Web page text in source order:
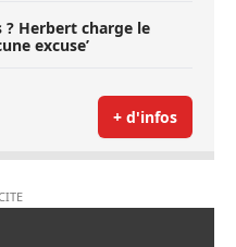
Herbert charge le
excuse’
+ d'infos